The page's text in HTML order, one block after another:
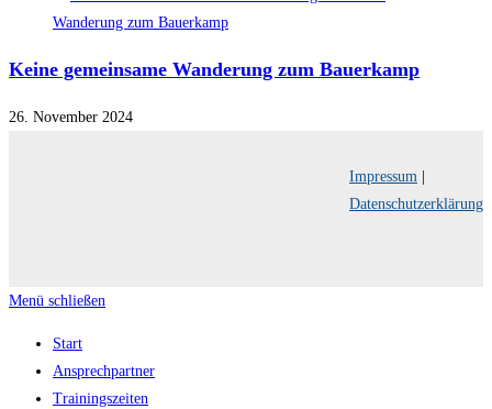
Keine gemeinsame Wanderung zum Bauerkamp
26. November 2024
Impressum
Datenschutzerklärung
Menü schließen
Start
Ansprechpartner
Trainingszeiten